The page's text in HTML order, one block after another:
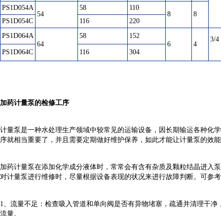
PS1D054A
54
58
110
8
8
PS1D054C
116
220
PS1D064A
64
58
152
6
4
3/4
PS1D064C
116 304
加药计量泵的检修工序
计量泵是一种水处理生产领域中较常见的运输设备，因长期输运各种化
序就相当重要了，并且需要定期做好维护保养，如此才能让计量泵的效
加药计量泵在添加化学成分液体时，常常会有含有杂质及颗粒结晶进入
对计量泵进行维修时，尽量根据设备表现的状况来进行故障判断。可参
1、流量不足：检查吸入管道和单向阀是否有异物堵塞，疏通并清理干
流量。